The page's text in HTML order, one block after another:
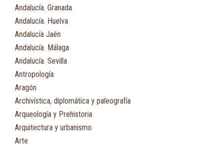
Andalucía. Granada
Andalucía. Huelva
Andalucía Jaén
Andalucía. Málaga
Andalucía. Sevilla
Antropología
Aragón
Archivística, diplomática y paleografía
Arqueología y Prehistoria
Arquitectura y urbanismo
Arte